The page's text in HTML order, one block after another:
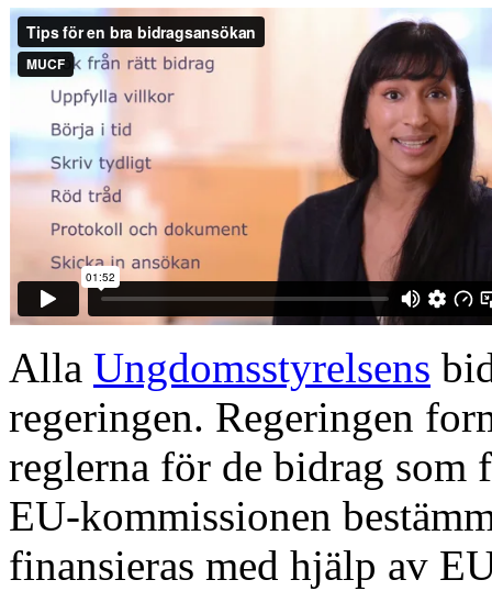
Alla Ungdomsstyrelsens
regeringen. Regeringen
reglerna för de bidrag som
EU-kommissionen
finansieras med hjälp av